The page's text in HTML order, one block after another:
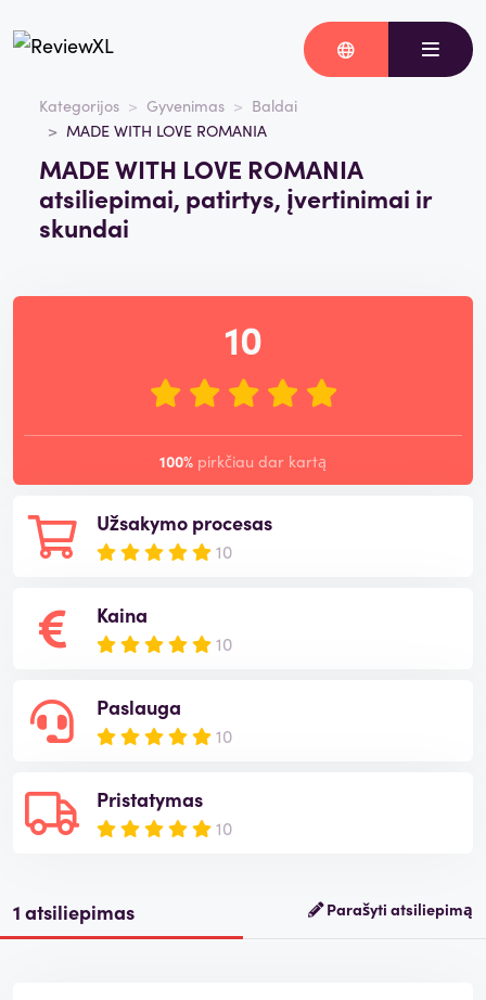
Kategorijos Gyvenimas
Baldai
MADE WITH LOVE ROMANIA
MADE WITH LOVE ROMANIA
atsiliepimai, patirtys, įvertinimai ir
skundai
Užsakymo procesas
10
Kaina
10
Paslauga
10
Pristatymas
10
10
100% pirkčiau dar kartą
1 atsiliepimas Parašyti atsiliepimą